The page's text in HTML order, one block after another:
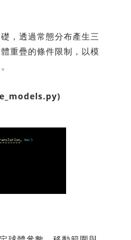
，透過常態分布產生三
重疊的條件限制，以模
。